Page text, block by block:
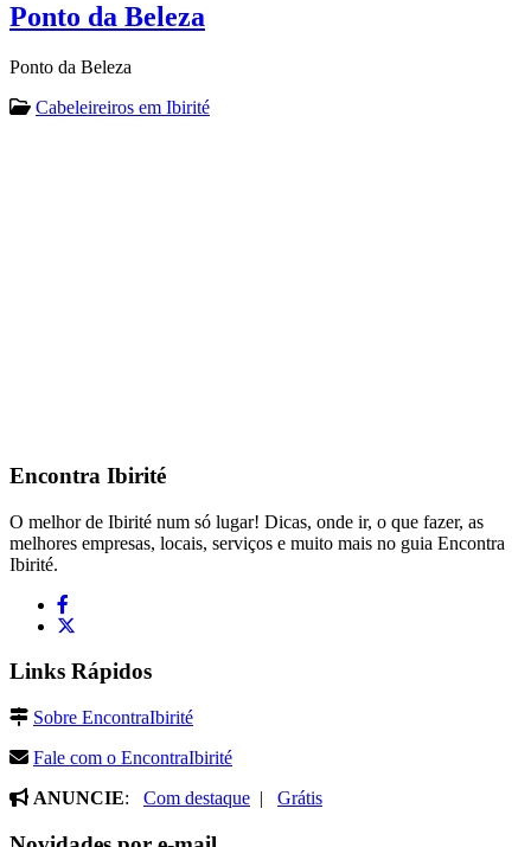
Ponto da Beleza
Ponto da Beleza
Cabeleireiros em Ibirité
Encontra Ibirité
O melhor de Ibirité num só lugar! Dicas, onde ir, o que fazer, as
melhores empresas, locais, serviços e muito mais no guia Encontra
Ibirité.
Links Rápidos
Sobre EncontraIbirité
Fale com o EncontraIbirité
ANUNCIE: Com destaque | Grátis